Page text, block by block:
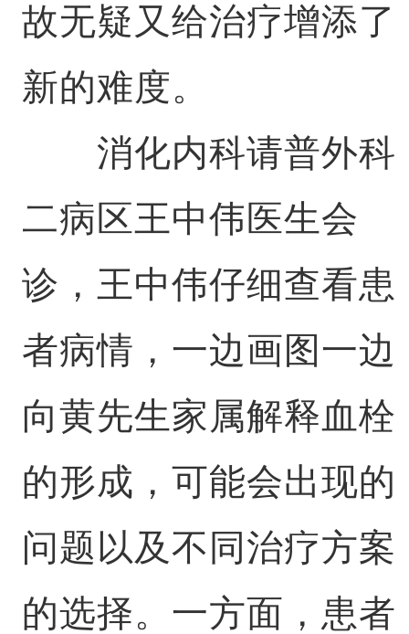
故无疑又给治疗增添了
新的难度。
消化内科请普外科
二病区王中伟医生会
诊，王中伟仔细查看患
者病情，一边画图一边
向黄先生家属解释血栓
的形成，可能会出现的
问题以及不同治疗方案
的选择。一方面，患者